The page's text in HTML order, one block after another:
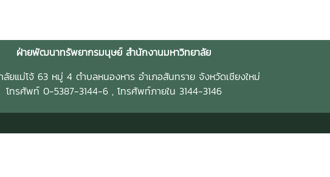
ฝ่ายพัฒนาทรัพยากรมนุษย์ สำนักงานมหาวิทยาลัย
ลัยแม่โจ้ 63 หมู่ 4 ตำบลหนองหาร อำเภอสันทราย จังหวัดเชียงใหม่
โทรศัพท์ 0-5387-3144-6 , โทรศัพท์ภายใน 3144-3146